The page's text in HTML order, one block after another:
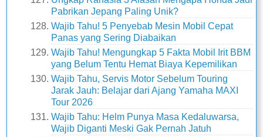
Pabrikan Jepang Paling Unik?
Wajib Tahu! 5 Penyebab Mesin Mobil Cepat
Panas yang Sering Diabaikan
Wajib Tahu! Mengungkap 5 Fakta Mobil Irit BBM
yang Belum Tentu Hemat Biaya Kepemilikan
Wajib Tahu, Servis Motor Sebelum Touring
Jarak Jauh: Belajar dari Ajang Yamaha MAXI
Tour 2026
Wajib Tahu: Helm Punya Masa Kedaluwarsa,
Wajib Diganti Meski Gak Pernah Jatuh